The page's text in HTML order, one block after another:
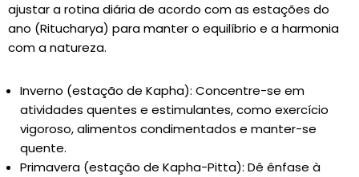
ajustar a rotina diária de acordo com as estações do
ano (Ritucharya) para manter o equilíbrio e a harmonia
com a natureza.
Inverno (estação de Kapha): Concentre-se em
atividades quentes e estimulantes, como exercício
vigoroso, alimentos condimentados e manter-se
quente.
Primavera (estação de Kapha-Pitta): Dê ênfase à